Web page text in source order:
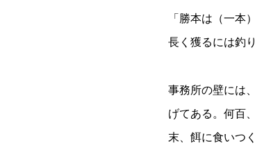
「勝本は（一本
長く獲るには釣
事務所の壁には
げてある。何百
末、餌に食いつ